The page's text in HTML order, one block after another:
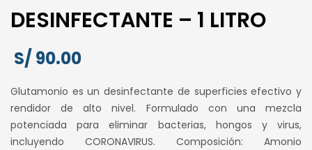
DESINFECTANTE – 1 LITRO
S/ 90.00
Glutamonio es un desinfectante de superficies efectivo y
rendidor de alto nivel. Formulado con una mezcla
potenciada para eliminar bacterias, hongos y virus,
incluyendo CORONAVIRUS. Composición: Amonio